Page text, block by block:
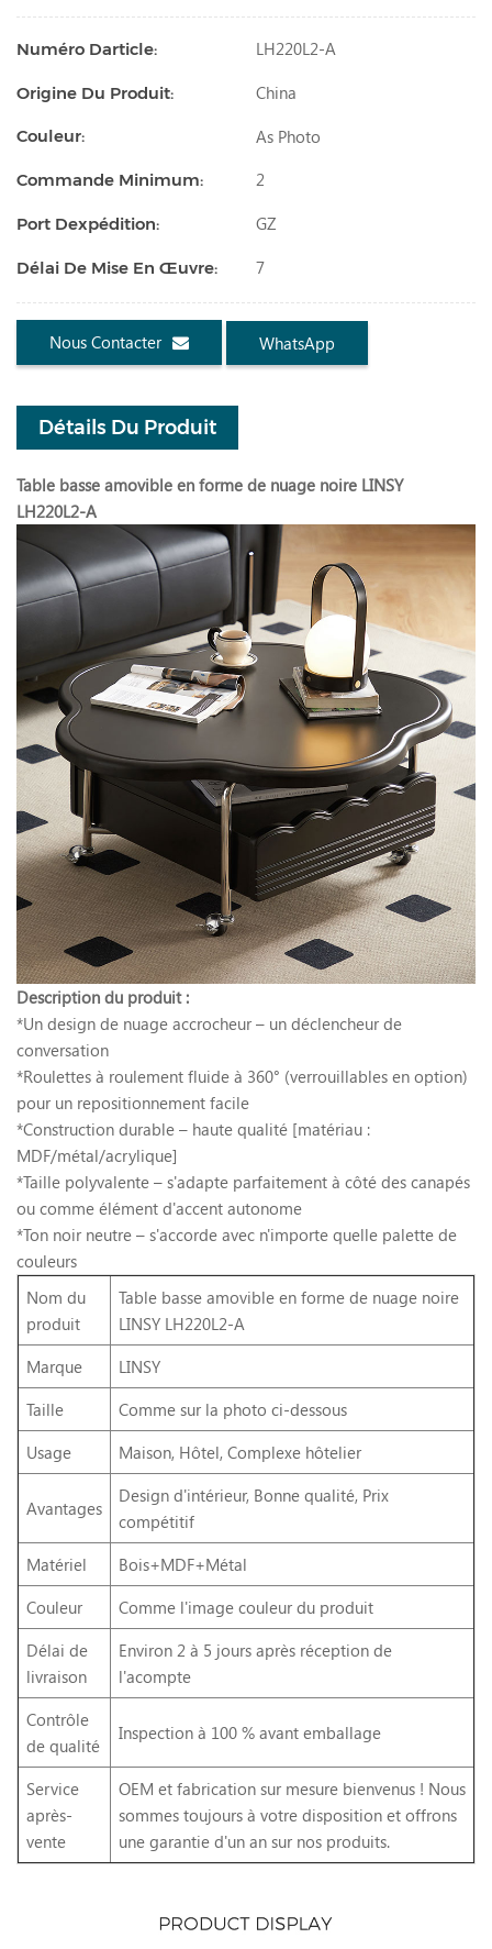
Numéro Darticle: LH220L2-A
Origine Du Produit: China
Couleur: As Photo
Commande Minimum: 2
Port Dexpédition: GZ
Délai De Mise En Œuvre: 7
Nous Contacter WhatsApp
Détails Du Produit
Table basse amovible en forme de nuage noire LINSY
LH220L2-A
Description du produit :
*Un design de nuage accrocheur – un déclencheur de
conversation
*Roulettes à roulement fluide à 360° (verrouillables en option)
pour un repositionnement facile
*Construction durable – haute qualité [matériau :
MDF/métal/acrylique]
*Taille polyvalente – s'adapte parfaitement à côté des canapés
ou comme élément d'accent autonome
*Ton noir neutre – s'accorde avec n'importe quelle palette de
couleurs
Nom du
produit
Table basse amovible en forme de nuage noire
LINSY LH220L2-A
Marque
LINSY
Taille
Comme sur la photo ci-dessous
Usage
Maison, Hôtel, Complexe hôtelier
Avantages
Design d'intérieur, Bonne qualité, Prix
compétitif
Matériel
Bois+MDF+Métal
Couleur
Comme l'image couleur du produit
Délai de
livraison
Environ 2 à 5 jours après réception de
l'acompte
Contrôle
de qualité
Inspection à 100 % avant emballage
Service
après-
vente
OEM et fabrication sur mesure bienvenus ! Nous
sommes toujours à votre disposition et offrons
une garantie d'un an sur nos produits.